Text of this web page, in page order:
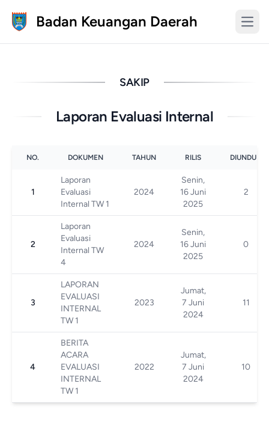
Badan Keuangan Daerah
SAKIP
Laporan Evaluasi Internal
NO. DOKUMEN TAHUN RILIS DIUNDUH
1
Laporan
Evaluasi
Internal TW 1
2024
Senin,
16 Juni
2025
2
2
Laporan
Evaluasi
Internal TW
4
2024
Senin,
16 Juni
2025
0
3
LAPORAN
EVALUASI
INTERNAL
TW 1
2023
Jumat,
7 Juni
2024
11
4
BERITA
ACARA
EVALUASI
INTERNAL
TW 1
2022
Jumat,
7 Juni
2024
10